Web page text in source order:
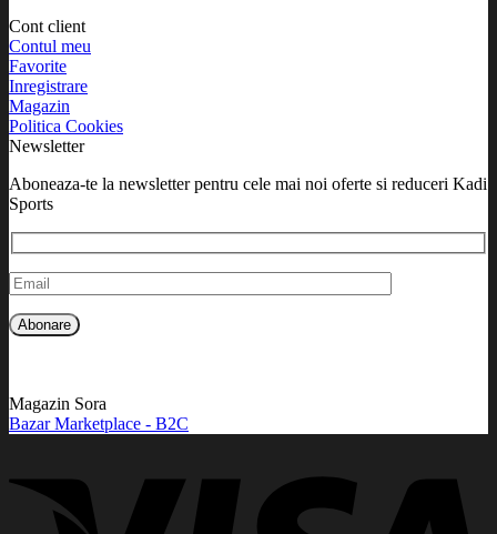
Cont client
Contul meu
Favorite
Inregistrare
Magazin
Politica Cookies
Newsletter
Aboneaza-te la newsletter pentru cele mai noi oferte si reduceri Kadi
Sports
Magazin Sora
Bazar Marketplace - B2C